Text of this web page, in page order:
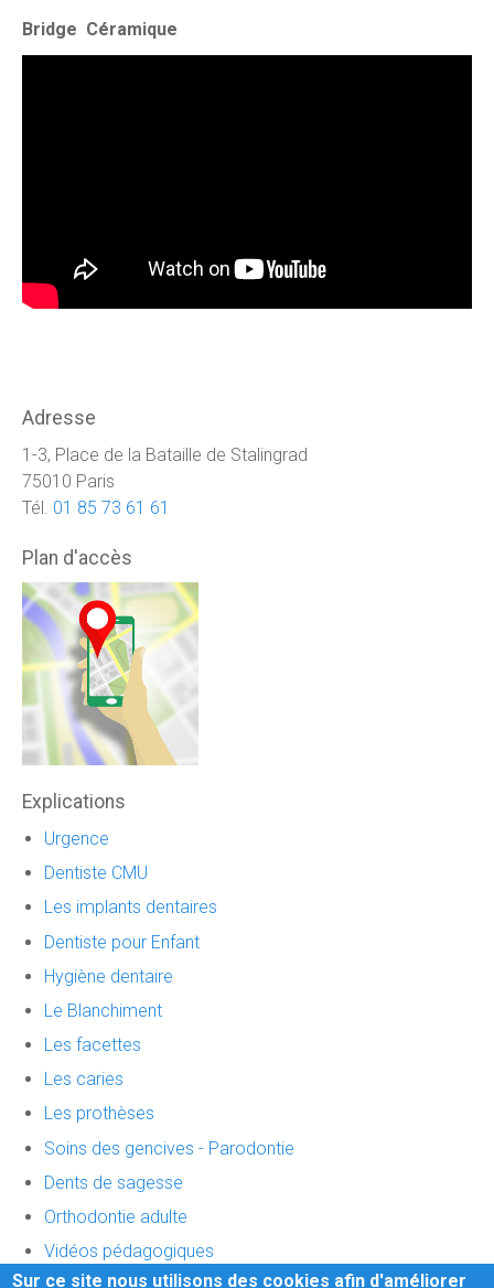
Bridge Céramique
Adresse
1-3, Place de la Bataille de Stalingrad
75010 Paris
Tél. 01 85 73 61 61
Plan d'accès
Explications
Urgence
Dentiste CMU
Les implants dentaires
Dentiste pour Enfant
Hygiène dentaire
Le Blanchiment
Les facettes
Les caries
Les prothèses
Soins des gencives - Parodontie
Dents de sagesse
Orthodontie adulte
Vidéos pédagogiques
Sur ce site nous utilisons des cookies afin d'améliorer